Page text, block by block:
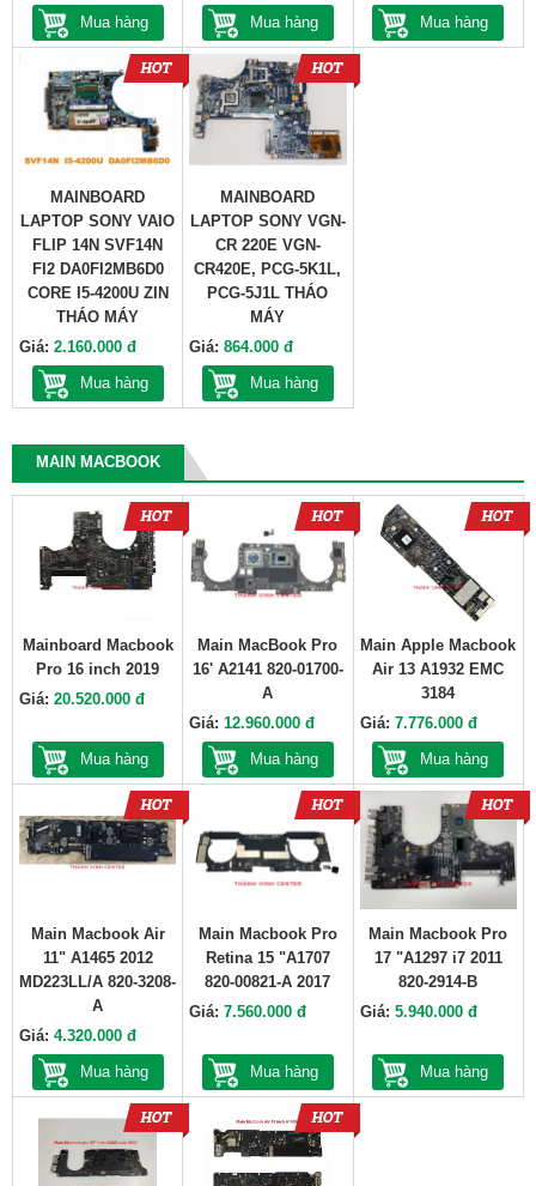
Mua hàng Mua hàng Mua hàng
MAINBOARD
LAPTOP SONY VAIO
FLIP 14N SVF14N
FI2 DA0FI2MB6D0
CORE I5-4200U ZIN
THÁO MÁY
Giá: 2.160.000 đ
Mua hàng
MAINBOARD
LAPTOP SONY VGN-
CR 220E VGN-
CR420E, PCG-5K1L,
PCG-5J1L THÁO
MÁY
Giá:864.000 đ
Mua hàng
MAIN MACBOOK
Mainboard Macbook
Pro 16 inch 2019
Giá: 20.520.000 đ
Mua hàng
Main MacBook Pro
16' A2141 820-01700-
A
Giá:12.960.000 đ
Mua hàng
Main Apple Macbook
Air 13 A1932 EMC
3184
Giá: 7.776.000 đ
Mua hàng
Main Macbook Air
11" A1465 2012
MD223LL/A 820-3208-
A
Giá: 4.320.000 đ
Mua hàng
Main Macbook Pro
Retina 15 "A1707
820-00821-A 2017
Giá:7.560.000 đ
Mua hàng
Main Macbook Pro
17 "A1297 i7 2011
820-2914-B
Giá: 5.940.000 đ
Mua hàng